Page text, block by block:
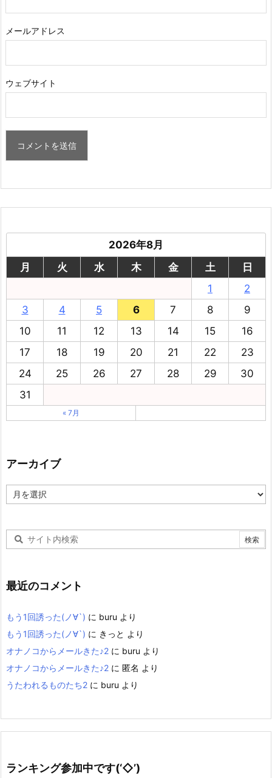
メールアドレス
ウェブサイト
2026年8月
月
火 水 木 金 土
日
1
2
3
4 5 6 7 8
9
10
11 12 13 14 15
16
17
18 19 20 21 22
23
24
25 26 27 28 29
30
31
« 7月
アーカイブ
ー
最近のコメント
もう1回誘った(ノ∀`) に buru より
もう1回誘った(ノ∀`) に きっと より
オナノコからメールきた♪2 に buru より
オナノコからメールきた♪2 に 匿名 より
うたわれるものたち2 に buru より
ランキング参加中です(‘◇’)ゞ